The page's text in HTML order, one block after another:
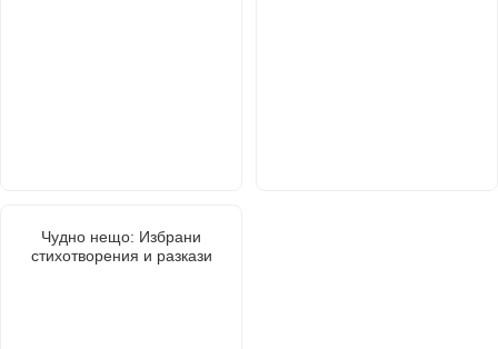
Чудно нещо: Избрани
стихотворения и разкази